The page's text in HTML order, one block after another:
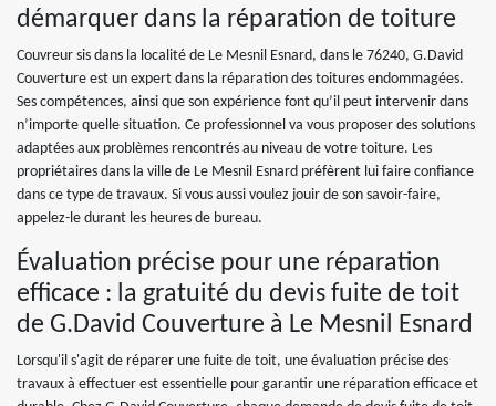
démarquer dans la réparation de toiture
Couvreur sis dans la localité de Le Mesnil Esnard, dans le 76240, G.David
Couverture est un expert dans la réparation des toitures endommagées.
Ses compétences, ainsi que son expérience font qu’il peut intervenir dans
n’importe quelle situation. Ce professionnel va vous proposer des solutions
adaptées aux problèmes rencontrés au niveau de votre toiture. Les
propriétaires dans la ville de Le Mesnil Esnard préfèrent lui faire confiance
dans ce type de travaux. Si vous aussi voulez jouir de son savoir-faire,
appelez-le durant les heures de bureau.
Évaluation précise pour une réparation
efficace : la gratuité du devis fuite de toit
de G.David Couverture à Le Mesnil Esnard
Lorsqu'il s'agit de réparer une fuite de toit, une évaluation précise des
travaux à effectuer est essentielle pour garantir une réparation efficace et